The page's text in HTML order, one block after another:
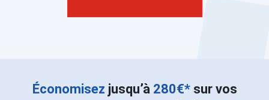
Économisez jusqu’à 280€*sur vos